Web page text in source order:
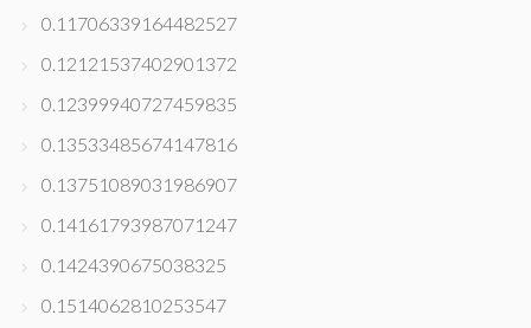
0.11706339164482527
0.12121537402901372
0.12399940727459835
0.13533485674147816
0.13751089031986907
0.14161793987071247
0.1424390675038325
0.1514062810253547